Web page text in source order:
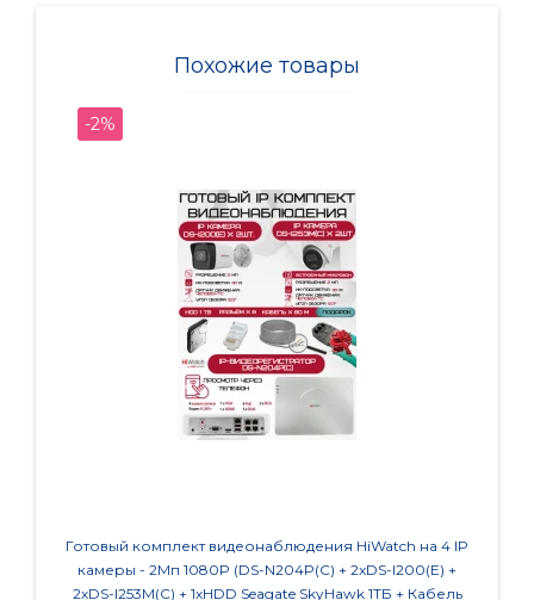
Похожие товары
-2%
Готовый комплект видеонаблюдения HiWatch на 4 IP
камеры - 2Мп 1080P (DS-N204P(C) + 2xDS-I200(E) +
2хDS-I253M(C) + 1хHDD Seagate SkyHawk 1ТБ + Кабель